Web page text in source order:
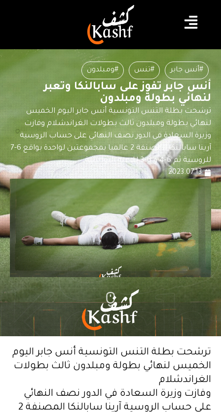
#أنس جابر #تنس #ومبلدون
أنس جابر تفوز على سابالنكا وتعبر
لنهائي بطولة ومبلدون
ترشحت بطلة التنس التونسية أنس جابر اليوم الخميس
لنهائي بطولة ومبلدون ثالث بطولات الغراندشلام وفازت
وزيرة السعادة في الدور نصف النهائي على حساب الروسية
آرينا سابالنكا المصنفة 2 عالميا بمجموعتين لواحدة بواقع 6-7
للروسية ثم 6-4 و 6-3 للاعبة التونسية
2023.07.13
ترشحت بطلة التنس التونسية أنس جابر اليوم
الخميس لنهائي بطولة ومبلدون ثالث بطولات
الغراندشلام
وفازت وزيرة السعادة في الدور نصف النهائي
على حساب الروسية آرينا سابالنكا المصنفة 2